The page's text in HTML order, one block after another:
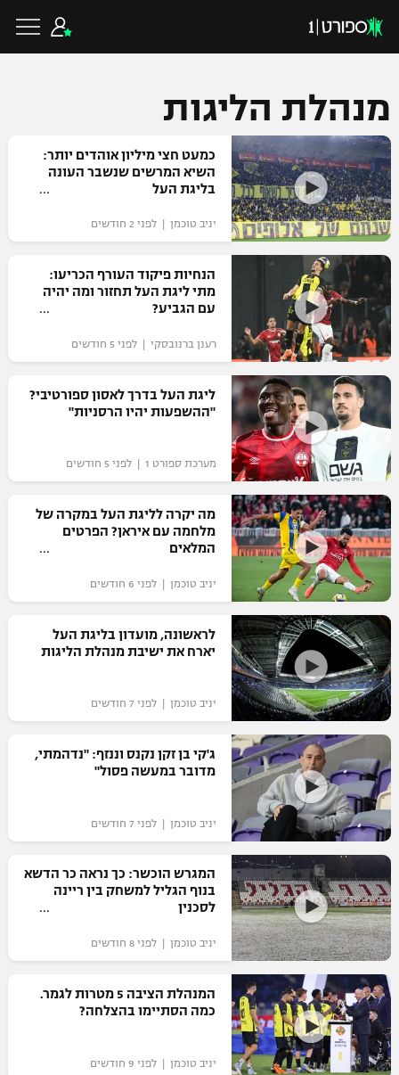
VOD
רץ ברשת
תוצאות
לוח שידורים
ברחבה
"מעל הליגה" – פודקאסט
"מחצית בשכונה" – פודקאסט
משתתפים וזוכים בפרסים
תקנון משתתפים וזוכים בפרסים
תקנון עבור פעילות אלקטרה
תקנון עבור פעילות ספורט 1 – "מרלן"
טניס
גיימינג E-Sports
תנאי שימוש
כדורגל ישראלי
ליגת העל
גביע הטוטו
ליגיונרים
גביע המדינה
נבחרת ישראל
מכבי חיפה
בית"ר ירושלים
מכבי תל אביב
הפועל תל אביב
הפועל חיפה
הפועל באר שבע
מכבי נתניה
בני יהודה
כדורגל עולמי
ליגת האלופות
ליגה אירופית
ליגה אנגלית
ליגה גרמנית
ליגה ספרדית
ליגה איטלקית
ליגה צרפתית
ליגה הולנדית
ליגה סינית
ליגה ברזילאית
ליגות נוספות
כדורסל ישראלי
ליגת ווינר סל
ליגה לאומית
כדורסל נשים
מכבי תל אביב
הפועל חולון
הפועל ירושלים
דני אבדיה
כדורסל עולמי
NBA
יורוליג
יורוקאפ
ענפים נוספים
טניס
כדוריד
כדורעף
שחייה
ג'ודו
אגרוף
ספורט אולימפי
היאבקות WWE
אופניים
ספורט מוטורי
כדורמים
פוטבול אמריקאי NFL
בייסבול MLB
ספורט אתגרי ואקסטרים
מנהלת הליגות
כמעט חצי מיליון אוהדים יותר:
השיא המרשים שנשבר העונה
בליגת העל
יניב טוכמן | לפני 2 חודשים
הנחיות פיקוד העורף הכריעו:
מתי ליגת העל תחזור ומה יהיה
עם הגביע?
רענן ברנובסקי | לפני 5 חודשים
ליגת העל בדרך לאסון ספורטיבי?
"ההשפעות יהיו הרסניות"
מערכת ספורט 1 | לפני 5 חודשים
מה יקרה לליגת העל במקרה של
מלחמה עם איראן? הפרטים
המלאים
יניב טוכמן | לפני 6 חודשים
לראשונה, מועדון בליגת העל
יארח את ישיבת מנהלת הליגות
יניב טוכמן | לפני 7 חודשים
ג'קי בן זקן נקנס וננזף: "נדהמתי,
מדובר במעשה פסול"
יניב טוכמן | לפני 7 חודשים
המגרש הוכשר: כך נראה כר הדשא
בנוף הגליל למשחק בין ריינה
לסכנין
יניב טוכמן | לפני 8 חודשים
המנהלת הציבה 5 מטרות לגמר.
כמה הסתיימו בהצלחה?
יניב טוכמן | לפני 9 חודשים